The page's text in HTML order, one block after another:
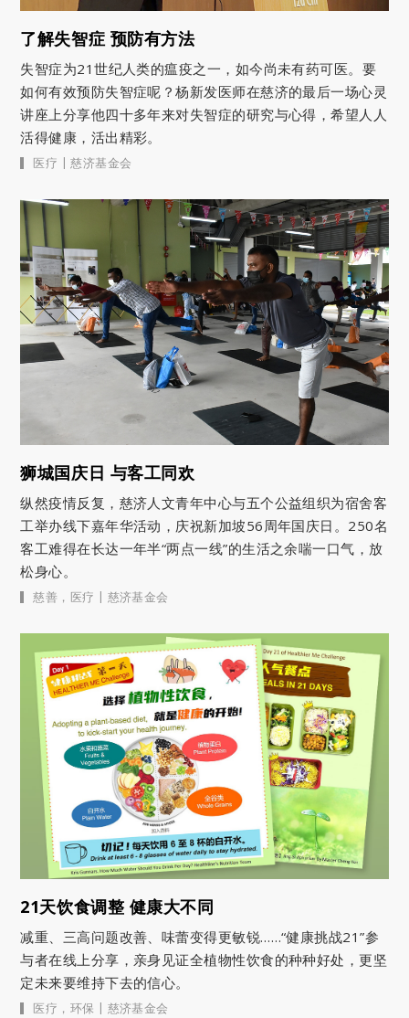
了解失智症 预防有方法
失智症为21世纪人类的瘟疫之一，如今尚未有药可医。要
如何有效预防失智症呢？杨新发医师在慈济的最后一场心灵
讲座上分享他四十多年来对失智症的研究与心得，希望人人
活得健康，活出精彩。
医疗 | 慈济基金会
狮城国庆日 与客工同欢
纵然疫情反复，慈济人文青年中心与五个公益组织为宿舍客
工举办线下嘉年华活动，庆祝新加坡56周年国庆日。250名
客工难得在长达一年半“两点一线”的生活之余喘一口气，放
松身心。
慈善 ， 医疗 | 慈济基金会
21天饮食调整 健康大不同
减重、三高问题改善、味蕾变得更敏锐……“健康挑战21”参
与者在线上分享，亲身见证全植物性饮食的种种好处，更坚
定未来要维持下去的信心。
医疗 ， 环保 | 慈济基金会